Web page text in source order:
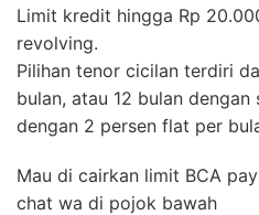
Limit kredit hingga Rp
revolving.
Pilihan tenor cicilan terdiri
bulan, atau 12 bulan dengan
dengan 2 persen flat per
Mau di cairkan limit BCA
chat wa di pojok bawah